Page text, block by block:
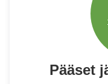
Pääset